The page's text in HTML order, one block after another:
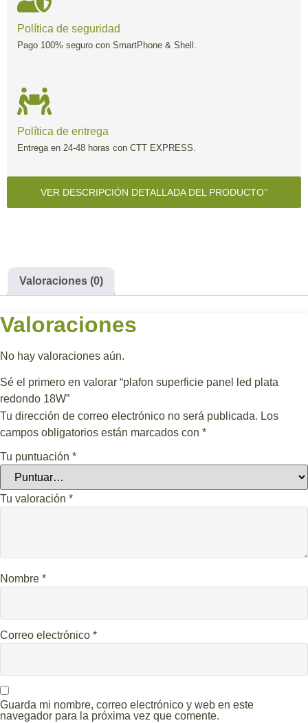
Política de seguridad
Pago 100% seguro con SmartPhone & Shell.
Política de entrega
Entrega en 24-48 horas con CTT EXPRESS.
VER DESCRIPCIÓN DETALLADA DEL PRODUCTO
Valoraciones (0)
Valoraciones
No hay valoraciones aún.
Sé el primero en valorar “plafon superficie panel led plata
redondo 18W”
Tu dirección de correo electrónico no será publicada. Los
campos obligatorios están marcados con *
Tu puntuación *
Tu valoración *
Nombre *
Correo electrónico *
Guarda mi nombre, correo electrónico y web en este
navegador para la próxima vez que comente.